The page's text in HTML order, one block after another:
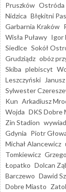
Pruszków Ostróda
Nidzica Błękitni
Garbarnia Kraków
Wisła Puławy Igor
Siedlce Sokół
Grudziądz obóz
Skiba plebiscyt
Leszczyński
Sylwester
Kun Arkadiusz
Wojda DKS Dobre
Zin Stadion wywiad
Gdynia Piotr
Michał Alancewicz
Tomkiewicz
Łopatko Dolcan
Barczewo Dawid
Dobre Miasto